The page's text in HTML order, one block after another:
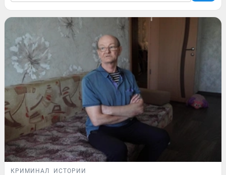
КРИМИНАЛ ИСТОРИИ